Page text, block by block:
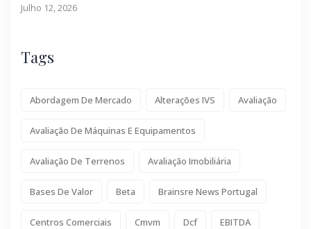
Julho 12, 2026
Tags
Abordagem De Mercado Alterações IVS Avaliação
Avaliação De Máquinas E Equipamentos
Avaliação De Terrenos Avaliação Imobiliária
Bases De Valor Beta Brainsre News Portugal
Centros Comerciais Cmvm Dcf EBITDA